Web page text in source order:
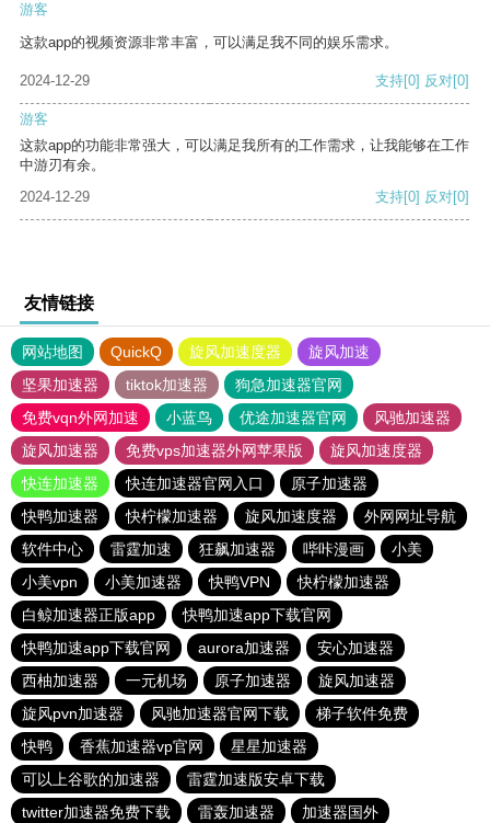
游客
这款app的视频资源非常丰富，可以满足我不同的娱乐需求。
2024-12-29 支持[0] 反对[0]
游客
这款app的功能非常强大，可以满足我所有的工作需求，让我能够在工作
中游刃有余。
2024-12-29
支持[0] 反对[0]
友情链接
网站地图 QuickQ 旋风加速度器
旋风加速
坚果加速器
tiktok加速器
狗急加速器官网
免费vqn外网加速
小蓝鸟 优途加速器官网
风驰加速器
旋风加速器
免费vps加速器外网苹果版
旋风加速度器
快连加速器
快连加速器官网入口
原子加速器
快鸭加速器
快柠檬加速器 旋风加速度器
外网网址导航
软件中心
雷霆加速 狂飙加速器 哔咔漫画
小美
小美vpn
小美加速器 快鸭VPN
快柠檬加速器
白鲸加速器正版app
快鸭加速app下载官网
快鸭加速app下载官网
aurora加速器
安心加速器
西柚加速器
一元机场 原子加速器
旋风加速器
旋风pvn加速器
风驰加速器官网下载
梯子软件免费
快鸭
香蕉加速器vp官网
星星加速器
可以上谷歌的加速器
雷霆加速版安卓下载
twitter加速器免费下载
雷轰加速器 加速器国外